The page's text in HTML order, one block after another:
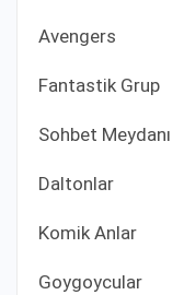
Avengers
Fantastik Grup
Sohbet Meydanı
Daltonlar
Komik Anlar
Goygoycular